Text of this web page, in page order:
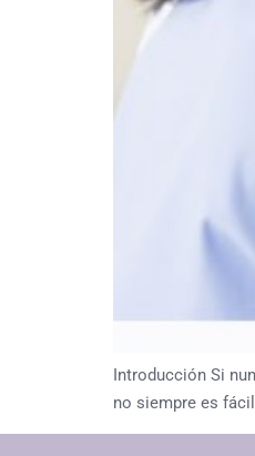
Introducción Si
no siempre es